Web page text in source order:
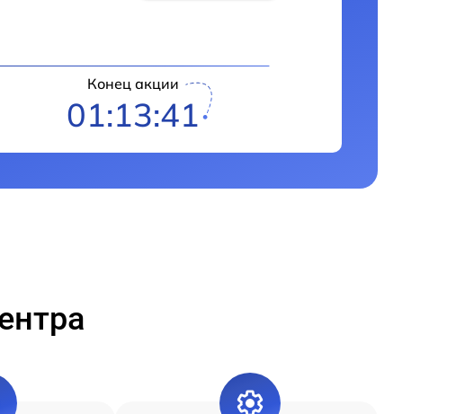
Конец акции
01:13:40